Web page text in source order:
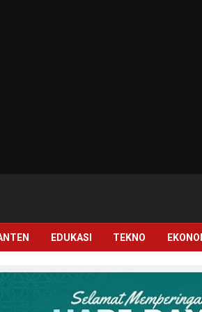
EDUKASI TEKNO